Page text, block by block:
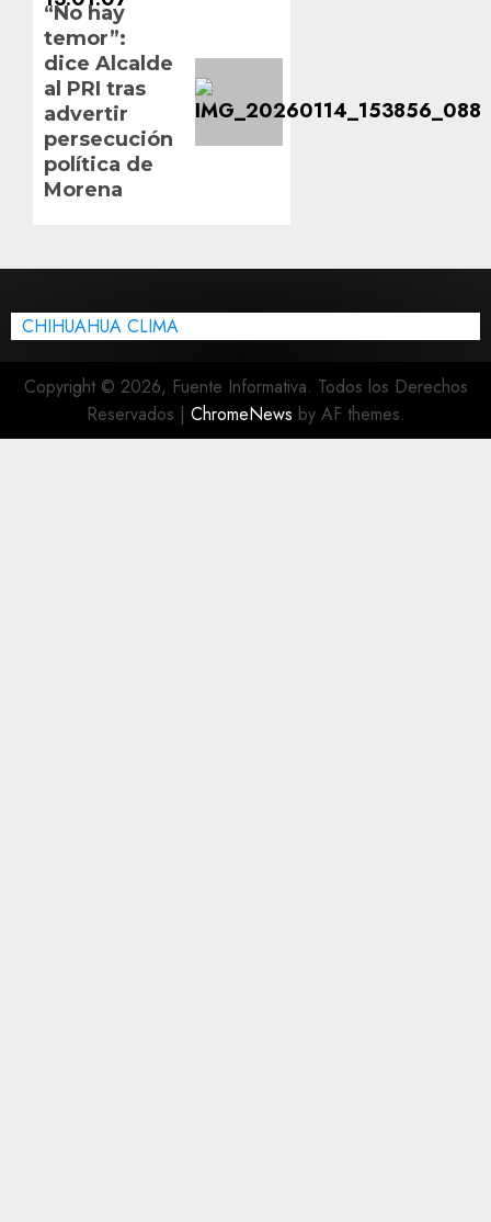
Next
post:
“No hay
temor”:
dice Alcalde
al PRI tras
advertir
persecución
política de
Morena
CHIHUAHUA CLIMA
Copyright © 2026, Fuente Informativa. Todos los Derechos
Reservados | ChromeNews by AF themes.